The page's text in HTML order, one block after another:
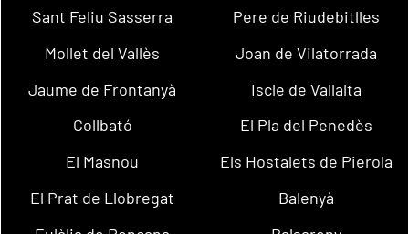
Sant Feliu Sasserra
Pere de Riudebitlles
Mollet del Vallès
Joan de Vilatorrada
Jaume de Frontanyà
Iscle de Vallalta
Collbató
El Pla del Penedès
El Masnou
Els Hostalets de Pierola
El Prat de Llobregat
Balenyà